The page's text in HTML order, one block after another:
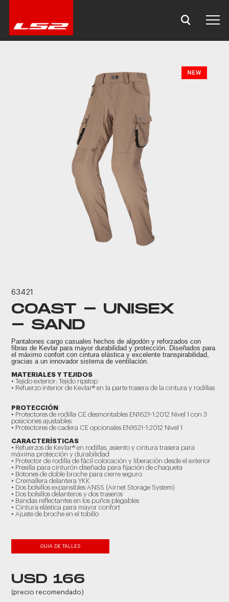
63421
COAST - UNISEX
- SAND
Pantalones cargo casuales hechos de algodón y reforzados con
fibras de Kevlar para mayor durabilidad y protección. Diseñados para
el máximo confort con cintura elástica y excelente transpirabilidad,
gracias a un innovador sistema de ventilación.
MATERIALES Y TEJIDOS
• Tejido exterior: Tejido ripstop
• Refuerzo interior de Kevlar® en la parte trasera de la cintura y rodillas
PROTECCIÓN
• Protectores de rodilla CE desmontables EN1621-1:2012 Nivel 1 con 3
posiciones ajustables
• Protectores de cadera CE opcionales EN1621-1:2012 Nivel 1
CARACTERÍSTICAS
• Refuerzos de Kevlar® en rodillas, asiento y cintura trasera para
máxima protección y durabilidad
• Protector de rodilla de fácil colocación y liberación desde el exterior
• Presilla para cinturón diseñada para fijación de chaqueta
• Botones de doble broche para cierre seguro
• Cremallera delantera YKK
• Dos bolsillos expansibles ANSS (Airnet Storage System)
• Dos bolsillos delanteros y dos traseros
• Bandas reflectantes en los puños plegables
• Cintura elástica para mayor confort
• Ajuste de broche en el tobillo
GUIA DE TALLES
USD 166
(precio recomendado)